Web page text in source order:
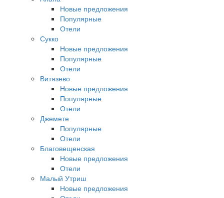
Новые предложения
Популярные
Отели
Сукко
Новые предложения
Популярные
Отели
Витязево
Новые предложения
Популярные
Отели
Джемете
Популярные
Отели
Благовещенская
Новые предложения
Отели
Малый Утриш
Новые предложения